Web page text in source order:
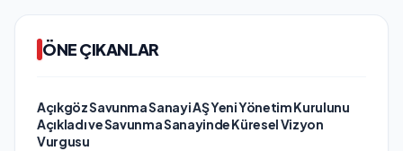
ÖNE ÇIKANLAR
Açıkgöz Savunma Sanayi AŞ Yeni Yönetim Kurulunu
Açıkladı ve Savunma Sanayinde Küresel Vizyon
Vurgusu